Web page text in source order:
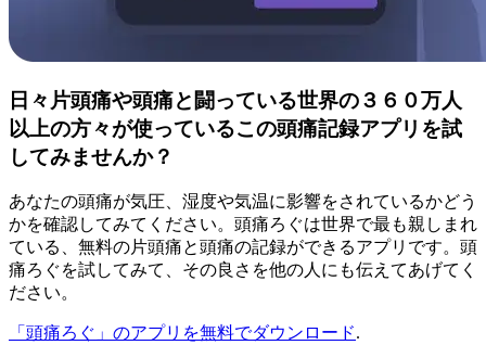
日々片頭痛や頭痛と闘っている世界の３６０万人
以上の方々が使っているこの頭痛記録アプリを試
してみませんか？
あなたの頭痛が気圧、湿度や気温に影響をされているかどう
かを確認してみてください。頭痛ろぐは世界で最も親しまれ
ている、無料の片頭痛と頭痛の記録ができるアプリです。頭
痛ろぐを試してみて、その良さを他の人にも伝えてあげてく
ださい。
「頭痛ろぐ」のアプリを無料でダウンロード.